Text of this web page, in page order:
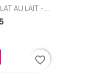
AU LAIT -...
favorite_border